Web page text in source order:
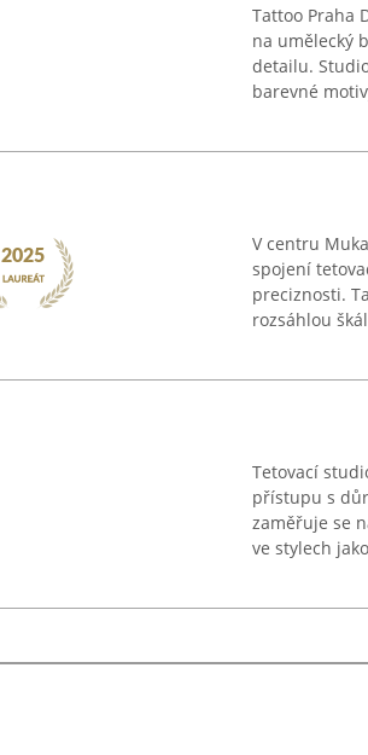
Tattoo Praha
na umělecký
detailu.
barevné
V centru
spojení
preciznosti.
rozsáhlou
Tetovací
přístupu s
zaměřuje se
ve stylech